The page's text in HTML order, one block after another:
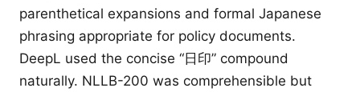
parenthetical expansions and formal Japanese
phrasing appropriate for policy documents.
DeepL used the concise “日印” compound
naturally. NLLB-200 was comprehensible but